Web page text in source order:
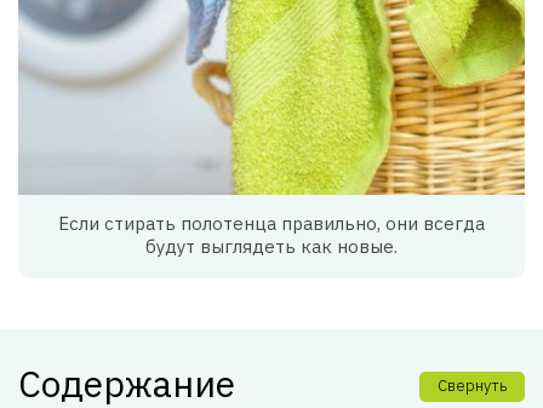
Если стирать полотенца правильно, они всегда
будут выглядеть как новые.
Содержание Свернуть